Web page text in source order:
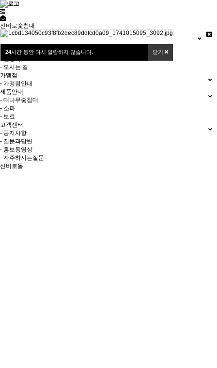
24시간 동안 다시 열람하지 않습니다. 닫기
신비로숯침대
브랜드
- 연혁
- 오시는 길
가맹점
- 가맹점안내
제품안내
- 대나무숯침대
- 소파
- 보료
고객센터
- 공지사항
- 질문과답변
- 홍보동영상
- 자주하시는질문
신비로몰